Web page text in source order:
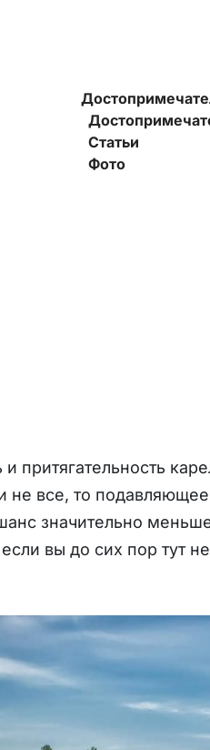
Статьи
Фото
притягательность
все, то подавляющее
значительно
вы до сих пор тут